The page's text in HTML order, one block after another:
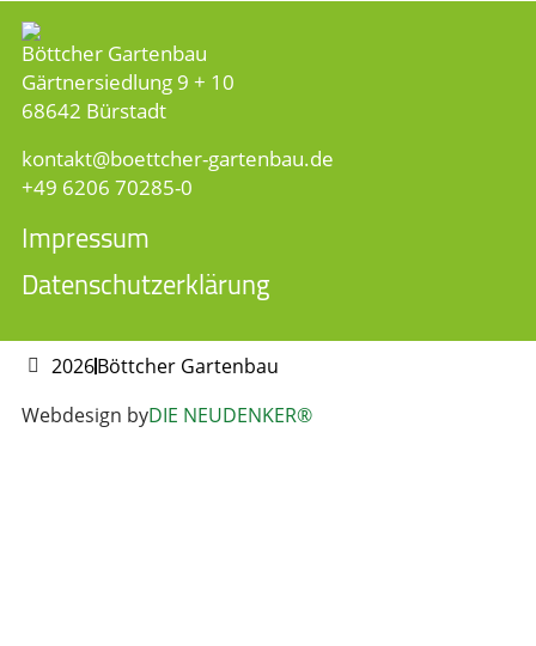
Böttcher Gartenbau
Gärtnersiedlung 9 + 10
68642 Bürstadt
kontakt
​boettcher-gartenbau.de
+49 6206 70285-0
Impressum
Datenschutzerklärung
2026Böttcher Gartenbau
Webdesign byDIE NEUDENKER®